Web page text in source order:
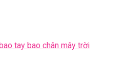
tay bao chân mây trời